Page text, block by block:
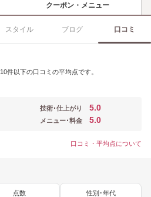
クーポン・メニュー
スタイル ブログ 口コミ
10件以下の口コミの平均点です。
技術･仕上がり 5.0
メニュー･料金 5.0
口コミ・平均点について
点数 性別･年代